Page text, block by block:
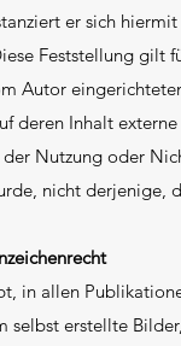
er sich
Feststellung gilt
Autor
deren Inhalt
der Nutzung oder
nicht derjenige,
in allen
selbst erstellte